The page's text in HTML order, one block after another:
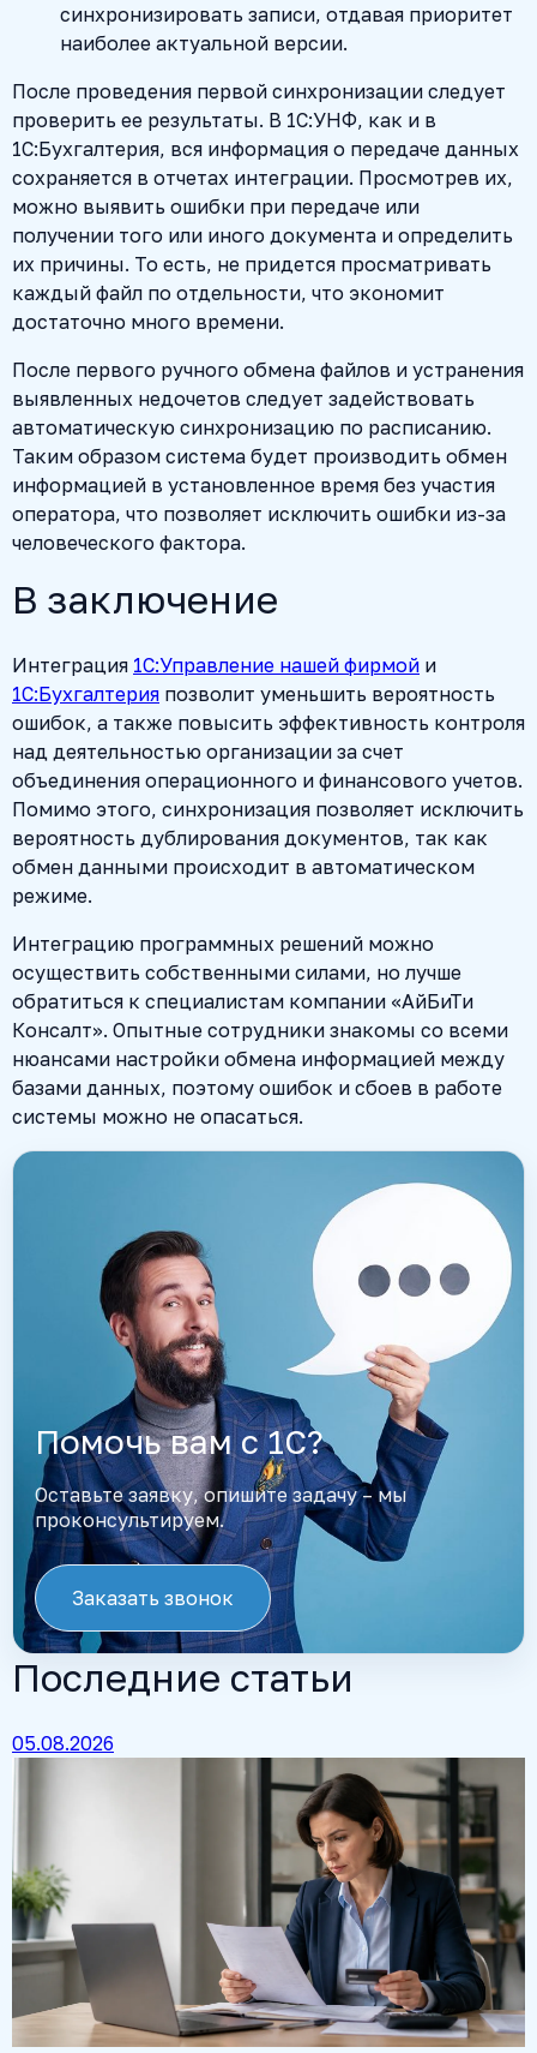
синхронизировать записи, отдавая приоритет
наиболее актуальной версии.
После проведения первой синхронизации следует
проверить ее результаты. В 1С:УНФ, как и в
1С:Бухгалтерия, вся информация о передаче данных
сохраняется в отчетах интеграции. Просмотрев их,
можно выявить ошибки при передаче или
получении того или иного документа и определить
их причины. То есть, не придется просматривать
каждый файл по отдельности, что экономит
достаточно много времени.
После первого ручного обмена файлов и устранения
выявленных недочетов следует задействовать
автоматическую синхронизацию по расписанию.
Таким образом система будет производить обмен
информацией в установленное время без участия
оператора, что позволяет исключить ошибки из-за
человеческого фактора.
В заключение
Интеграция 1С:Управление нашей фирмой и
1С:Бухгалтерия позволит уменьшить вероятность
ошибок, а также повысить эффективность контроля
над деятельностью организации за счет
объединения операционного и финансового учетов.
Помимо этого, синхронизация позволяет исключить
вероятность дублирования документов, так как
обмен данными происходит в автоматическом
режиме.
Интеграцию программных решений можно
осуществить собственными силами, но лучше
обратиться к специалистам компании «АйБиТи
Консалт». Опытные сотрудники знакомы со всеми
нюансами настройки обмена информацией между
базами данных, поэтому ошибок и сбоев в работе
системы можно не опасаться.
Помочь вам с 1С?
Оставьте заявку, опишите задачу – мы
проконсультируем.
Заказать звонок
Последние статьи
05.08.2026